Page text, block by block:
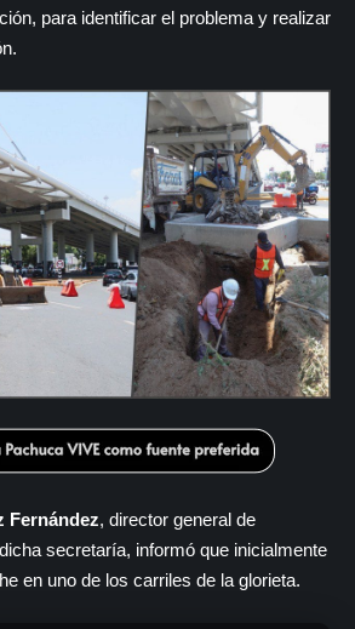
para identificar el problema y realizar
Fernández, director general de
secretaría, informó que inicialmente
en uno de los carriles de la glorieta.